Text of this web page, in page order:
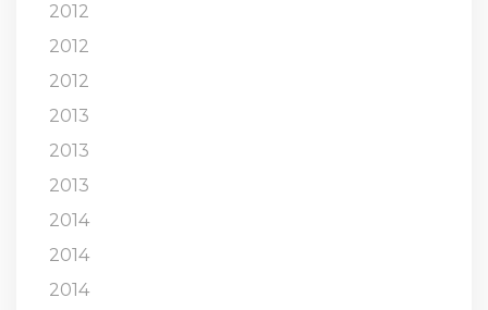
2012
2012
2012
2013
2013
2013
2014
2014
2014